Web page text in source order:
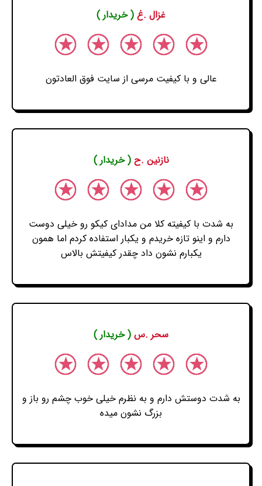
غزال .غ ( خریدار )
عالی و با کیفیت مرسی از سایت فوق العادتون
نازنین .ح( خریدار )
به شدت با کیفیته کلا من مدادای کیکو رو خیلی دوست
دارم و اینو تازه خریدم و یکبار استفاده کردم اما همون
یکبارم نشون داد چقدر کیفیتش بالاس
سحر .س ( خریدار )
به شدت دوستش دارم و به نظرم خیلی خوب چشم رو باز و
بزرگ نشون میده